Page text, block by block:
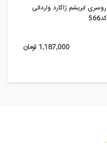
روسری ابریشم ژاکارد وارداتی
کد566
1,187,000 تومان